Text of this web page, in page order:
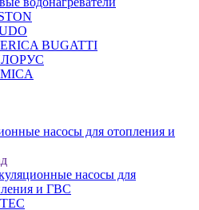
BUGATTI
насосы для отопления и
насосы для
и ГВС